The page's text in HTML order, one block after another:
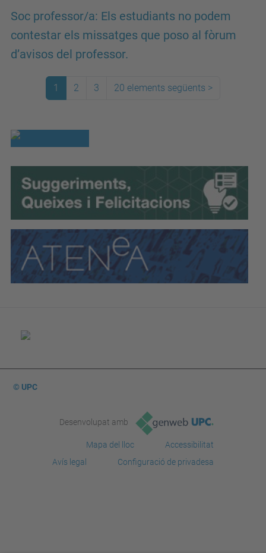
Soc professor/a: Els estudiants no podem
contestar els missatges que poso al fòrum
d’avisos del professor.
1 2 3 20 elements següents >
© UPC
Desenvolupat amb
Mapa del lloc
Accessibilitat
Avís legal
Configuració de privadesa